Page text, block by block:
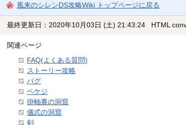
風来のシレンDS攻略Wiki トップページに戻る
最終更新日：2020年10月03日 (土) 21:43:24 HTML
関連ページ
FAQ(よくある質問)
ストーリー攻略
バグ
ペケジ
掛軸裏の洞窟
儀式の洞窟
剣